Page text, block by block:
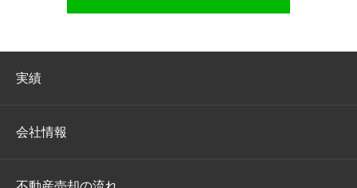
実績
会社情報